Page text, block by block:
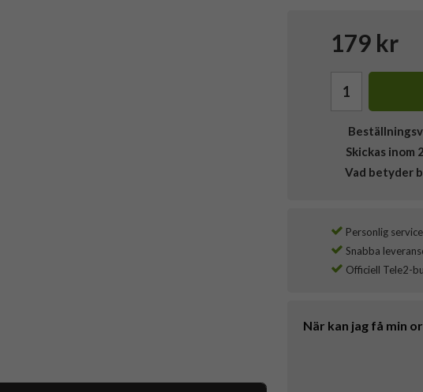
179 kr
Skickas inom
Vad betyder
Personlig
Snabba
Officiell Tele2-
När kan jag få min